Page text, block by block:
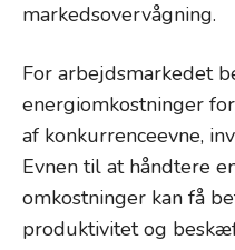
markedsovervågning.
For arbejdsmarkedet
energiomkostninger
af konkurrenceevne,
Evnen til at håndtere
omkostninger kan få
produktivitet og